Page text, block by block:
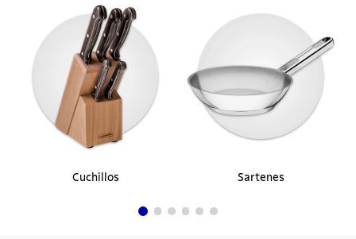
Cuchillos Sartenes